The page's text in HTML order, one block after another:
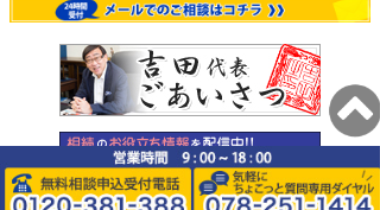
078-251-1414
0120-381-388